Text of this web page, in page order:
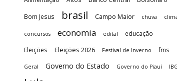
Bom Jesus brasil Campo Maior chuva
concursos economia edital educação
Eleições Eleições 2026 Festival de Inverno fms
Geral Governo do Estado Governo do Piauí